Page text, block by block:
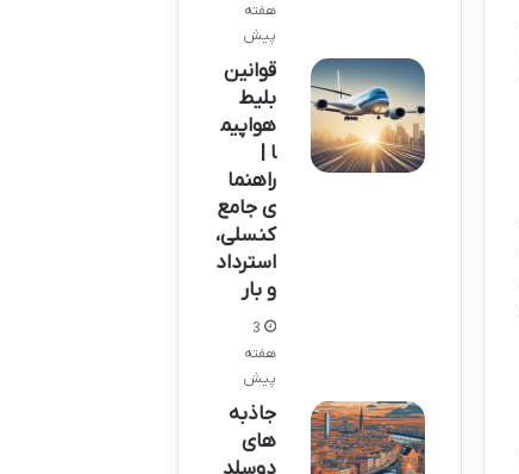
هفته
پیش
قوانین
بلیط
هواپیم
ا |
راهنما
ی جامع
کنسلی،
استرداد
و بار
3
هفته
پیش
جاذبه
های